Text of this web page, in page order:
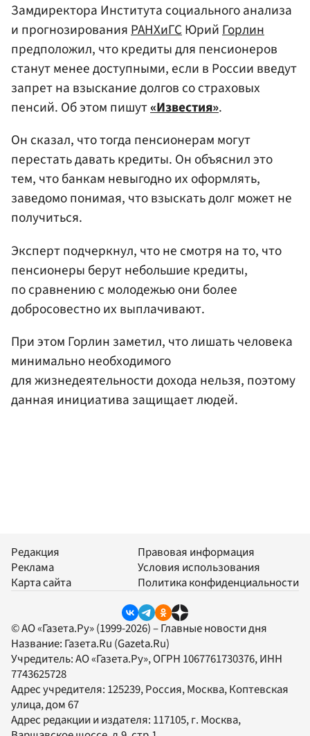
Замдиректора Института социального анализа
и прогнозированияРАНХиГСЮрийГорлин
предположил, что кредиты для пенсионеров
станут менее доступными, если в России введут
запрет на взыскание долгов со страховых
пенсий. Об этом пишут«Известия».
Он сказал, что тогда пенсионерам могут
перестать давать кредиты. Он объяснил это
тем, что банкам невыгодно их оформлять,
заведомо понимая, что взыскать долг может не
получиться.
Эксперт подчеркнул, что не смотря на то, что
пенсионеры берут небольшие кредиты,
по сравнению с молодежью они более
добросовестно их выплачивают.
При этом Горлин заметил, что лишать человека
минимально необходимого
для жизнедеятельности дохода нельзя, поэтому
данная инициатива защищает людей.
Редакция
Реклама
Карта сайта
Правовая информация
Условия использования
Политика конфиденциальности
© АО «Газета.Ру» (1999-2026) – Главные новости дня
Название: Газета.Ru (Gazeta.Ru)
Учредитель:АО «Газета.Ру», ОГРН 1067761730376, ИНН
7743625728
Адрес учредителя: 125239, Россия, Москва, Коптевская
улица, дом 67
Адрес редакции и издателя: 117105, г. Москва,